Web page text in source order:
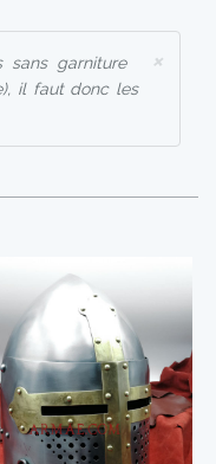
×
sans garniture
il faut donc les